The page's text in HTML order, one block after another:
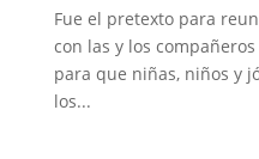
Fue el pretexto para
con las y los
para que niñas, niños y
los...